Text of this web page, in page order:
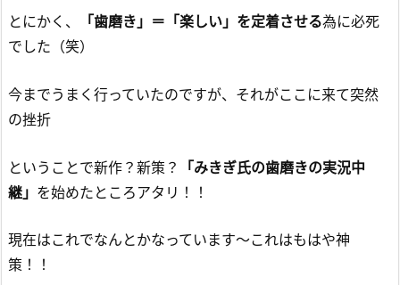
とにかく、 「歯磨き」＝「楽しい」を定着させる為に必死
でした（笑）
今までうまく行っていたのですが、それがここに来て突然
の挫折
ということで新作？新策？ 「みきぎ氏の歯磨きの実況中
継」 を始めたところアタリ！！
現在はこれでなんとかなっています～これはもはや神
策！！